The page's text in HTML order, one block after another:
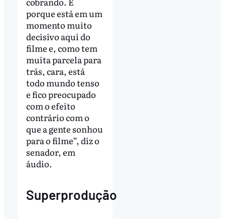
porque está em um
momento muito
decisivo aqui do
filme e, como tem
muita parcela para
trás, cara, está
todo mundo tenso
e fico preocupado
com o efeito
contrário com o
que a gente sonhou
para o filme”, diz o
senador, em
áudio.
Superprodução